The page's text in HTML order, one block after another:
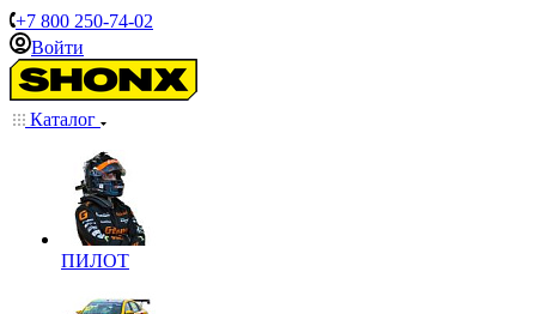
+7 800 250-74-02
Войти
Каталог
ПИЛОТ